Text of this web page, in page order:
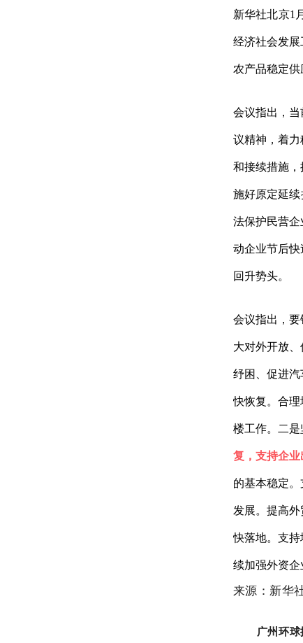
新华社北京1
经济社会发
农产品稳定供
会议指出，
议精神，着
和接续措施
施好原定延
法保护民营
动企业节后
回升势头。
会议指出，
大对外开放
纾困、促进
快恢复。合
楼工作。二是
复，支持企业
的基本稳定
发展。提高
快落地。支
续加强外资企
来源：新华
广州环